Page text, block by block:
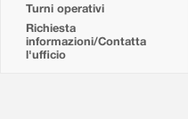
Turni operativi
Richiesta
informazioni/Contatta
l'ufficio